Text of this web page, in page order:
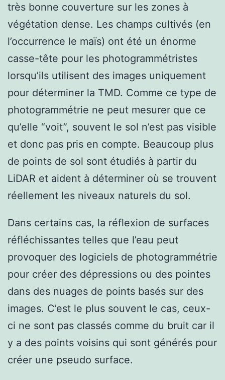
très bonne couverture sur les zones à
végétation dense. Les champs cultivés (en
l’occurrence le maïs) ont été un énorme
casse-tête pour les photogrammétristes
lorsqu’ils utilisent des images uniquement
pour déterminer la TMD. Comme ce type de
photogrammétrie ne peut mesurer que ce
qu’elle “voit”, souvent le sol n’est pas visible
et donc pas pris en compte. Beaucoup plus
de points de sol sont étudiés à partir du
LiDAR et aident à déterminer où se trouvent
réellement les niveaux naturels du sol.
Dans certains cas, la réflexion de surfaces
réfléchissantes telles que l’eau peut
provoquer des logiciels de photogrammétrie
pour créer des dépressions ou des pointes
dans des nuages de points basés sur des
images. C’est le plus souvent le cas, ceux-
ci ne sont pas classés comme du bruit car il
y a des points voisins qui sont générés pour
créer une pseudo surface.